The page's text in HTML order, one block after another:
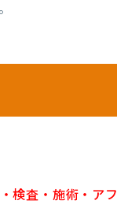
検査・施術・アフ